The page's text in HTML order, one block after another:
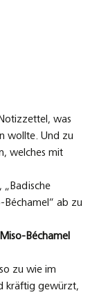
was
wollte. Und zu
welches mit
„Badische
ab zu
Béchamel
zu wie im
kräftig gewürzt,